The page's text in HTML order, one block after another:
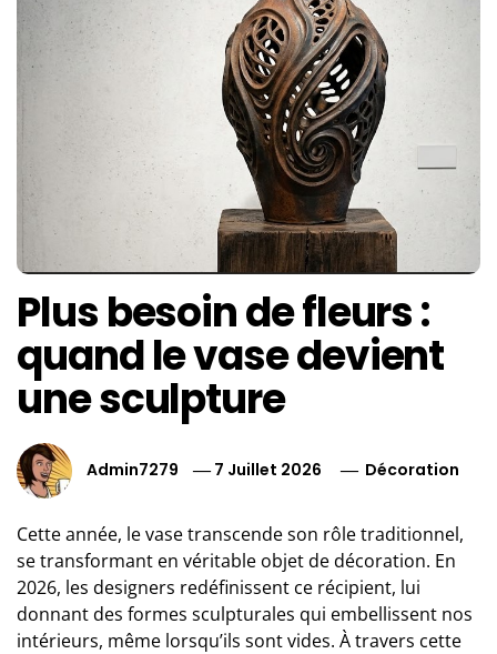
Plus besoin de fleurs :
quand le vase devient
une sculpture
Admin7279 7 Juillet 2026 Décoration
Cette année, le vase transcende son rôle traditionnel,
se transformant en véritable objet de décoration. En
2026, les designers redéfinissent ce récipient, lui
donnant des formes sculpturales qui embellissent nos
intérieurs, même lorsqu’ils sont vides. À travers cette